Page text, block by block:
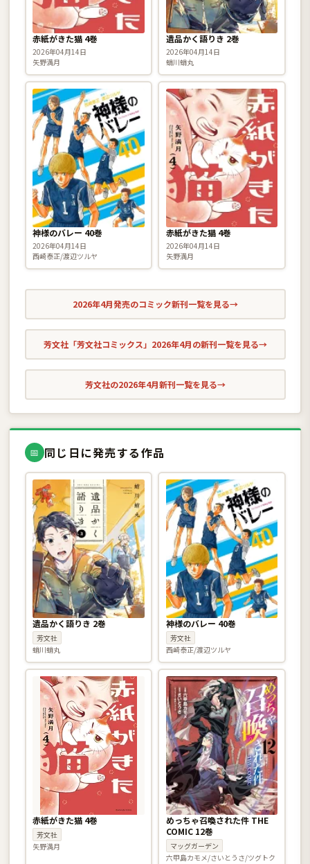
赤紙がきた猫 4巻
2026年04月14日
矢野満月
遺品かく語りき 2巻
2026年04月14日
蛸川蛸丸
神様のバレー 40巻
2026年04月14日
西崎泰正/渡辺ツルヤ
赤紙がきた猫 4巻
2026年04月14日
矢野満月
2026年4月発売のコミック新刊一覧を見る→
芳文社「芳文社コミックス」2026年4月の新刊一覧を見る→
芳文社の2026年4月新刊一覧を見る→
📅 同じ日に発売する作品
遺品かく語りき 2巻
芳文社
蛸川蛸丸
神様のバレー 40巻
芳文社
西崎泰正/渡辺ツルヤ
赤紙がきた猫 4巻
芳文社
矢野満月
めっちゃ召喚された件 THE
COMIC 12巻
マッグガーデン
六甲島カモメ/さいとうさ/ツグトク